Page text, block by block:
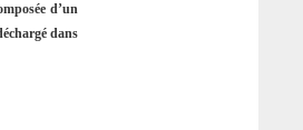
d’un
dans